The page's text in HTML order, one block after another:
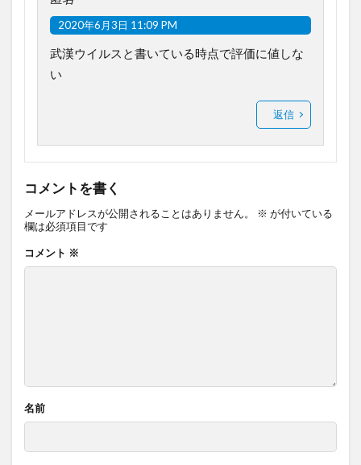
2020年6月3日 11:09 PM
武漢ウイルスと書いている時点で評価に値しな
い
返信
コメントを書く
メールアドレスが公開されることはありません。 ※ が付いている
欄は必須項目です
コメント ※
名前